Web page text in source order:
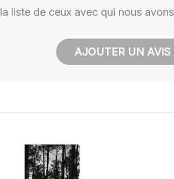
la liste de ceux avec qui nous
AJOUTER UN